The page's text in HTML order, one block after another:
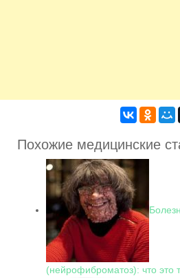
Похожие медицинские
(нейрофиброматоз): что это